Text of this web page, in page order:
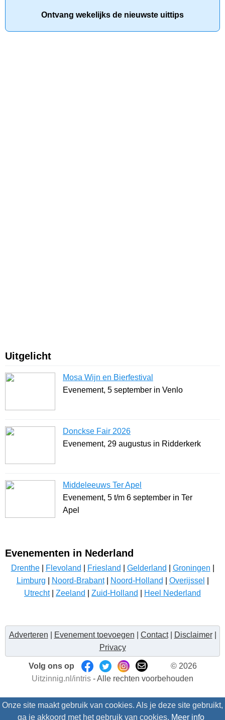
Onze site maakt gebruik van cookies. Als je deze site gebruikt,
ga je akkoord met het gebruik van cookies. Meer info
Ontvang wekelijks de nieuwste uittips
Uitgelicht
Mosa Wijn en Bierfestival
Evenement, 5 september in Venlo
Donckse Fair 2026
Evenement, 29 augustus in Ridderkerk
Middeleeuws Ter Apel
Evenement, 5 t/m 6 september in Ter
Apel
Evenementen in Nederland
Drenthe| Flevoland Friesland Gelderland Groningen
Limburg
Noord-Brabant| Noord-Holland Overijssel
Utrecht| Zeeland Zuid-Holland Heel Nederland
Adverteren Evenement toevoegen Contact| Disclaimer|
Privacy
Volg ons op
© 2026
Uitzinnig.nl/intris - Alle rechten voorbehouden